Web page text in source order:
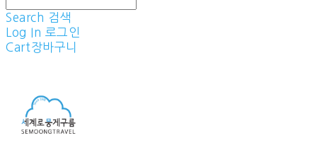
Search 검색
Log In 로그인
Cart장바구니